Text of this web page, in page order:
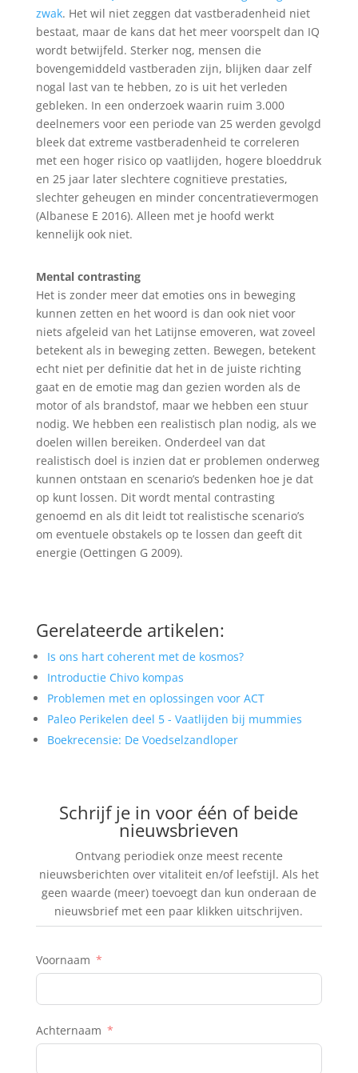
zwak. Het wil niet zeggen dat vastberadenheid niet
bestaat, maar de kans dat het meer voorspelt dan IQ
wordt betwijfeld. Sterker nog, mensen die
bovengemiddeld vastberaden zijn, blijken daar zelf
nogal last van te hebben, zo is uit het verleden
gebleken. In een onderzoek waarin ruim 3.000
deelnemers voor een periode van 25 werden gevolgd
bleek dat extreme vastberadenheid te correleren
met een hoger risico op vaatlijden, hogere bloeddruk
en 25 jaar later slechtere cognitieve prestaties,
slechter geheugen en minder concentratievermogen
(Albanese E 2016). Alleen met je hoofd werkt
kennelijk ook niet.
Mental contrasting
Het is zonder meer dat emoties ons in beweging
kunnen zetten en het woord is dan ook niet voor
niets afgeleid van het Latijnse emoveren, wat zoveel
betekent als in beweging zetten. Bewegen, betekent
echt niet per definitie dat het in de juiste richting
gaat en de emotie mag dan gezien worden als de
motor of als brandstof, maar we hebben een stuur
nodig. We hebben een realistisch plan nodig, als we
doelen willen bereiken. Onderdeel van dat
realistisch doel is inzien dat er problemen onderweg
kunnen ontstaan en scenario’s bedenken hoe je dat
op kunt lossen. Dit wordt mental contrasting
genoemd en als dit leidt tot realistische scenario’s
om eventuele obstakels op te lossen dan geeft dit
energie (Oettingen G 2009).
Gerelateerde artikelen:
Is ons hart coherent met de kosmos?
Introductie Chivo kompas
Problemen met en oplossingen voor ACT
Paleo Perikelen deel 5 - Vaatlijden bij mummies
Boekrecensie: De Voedselzandloper
Schrijf je in voor één of beide
nieuwsbrieven
Ontvang periodiek onze meest recente
nieuwsberichten over vitaliteit en/of leefstijl. Als het
geen waarde (meer) toevoegt dan kun onderaan de
nieuwsbrief met een paar klikken uitschrijven.
Voornaam
Achternaam